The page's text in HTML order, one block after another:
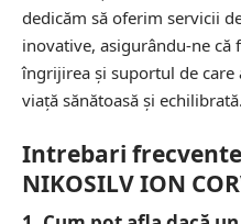
dedicăm să oferim servicii
inovative, asigurându-ne că
îngrijirea și suportul de care
viață sănătoasă și echilibrată.
Intrebari
NIKOSILV ION